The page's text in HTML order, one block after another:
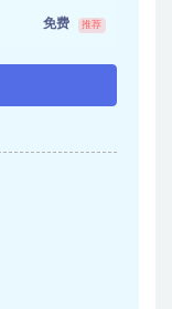
免费 推荐